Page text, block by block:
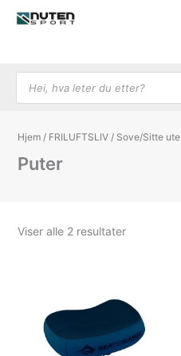
rett
Products search
Hjem / FRILUFTSLIV / Sove/Sitte ute
Puter
Viser alle 2 resultaterSortert